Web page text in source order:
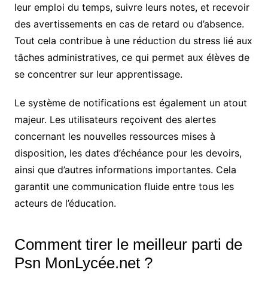
leur emploi du temps, suivre leurs notes, et recevoir
des avertissements en cas de retard ou d’absence.
Tout cela contribue à une réduction du stress lié aux
tâches administratives, ce qui permet aux élèves de
se concentrer sur leur apprentissage.
Le système de notifications est également un atout
majeur. Les utilisateurs reçoivent des alertes
concernant les nouvelles ressources mises à
disposition, les dates d’échéance pour les devoirs,
ainsi que d’autres informations importantes. Cela
garantit une communication fluide entre tous les
acteurs de l’éducation.
Comment tirer le meilleur parti de
Psn MonLycée.net ?